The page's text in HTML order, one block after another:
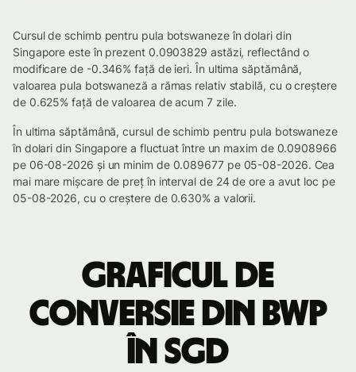
Cursul de schimb pentru pula botswaneze în dolari din
Singapore este în prezent 0.0903829 astăzi, reflectând o
modificare de -0.346% față de ieri. În ultima săptămână,
valoarea pula botswaneză a rămas relativ stabilă, cu o creștere
de 0.625% față de valoarea de acum 7 zile.
În ultima săptămână, cursul de schimb pentru pula botswaneze
în dolari din Singapore a fluctuat între un maxim de 0.0908966
pe 06-08-2026 și un minim de 0.089677 pe 05-08-2026. Cea
mai mare mișcare de preț în interval de 24 de ore a avut loc pe
05-08-2026, cu o creștere de 0.630% a valorii.
Graficul de
conversie din BWP
în SGD